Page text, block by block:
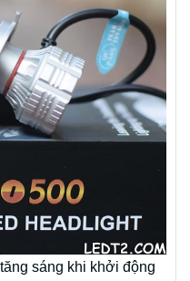
sáng khi khởi động